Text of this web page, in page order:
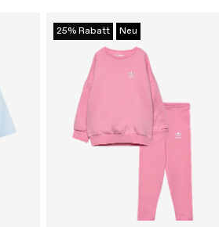
25% Rabatt Neu